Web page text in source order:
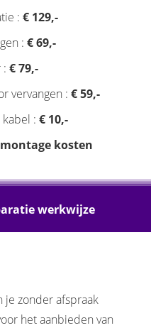
: € 129,-
: € 69,-
: € 79,-
vervangen : € 59,-
: € 10,-
kosten
werkwijze
je zonder afspraak
het aanbieden van